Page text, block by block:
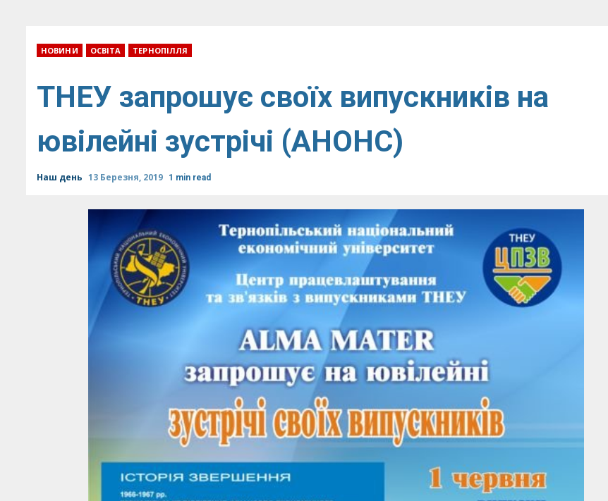
НОВИНИ ОСВІТА ТЕРНОПІЛЛЯ
ТНЕУ запрошує своїх випускників на
ювілейні зустрічі (АНОНС)
Наш день 13 Березня, 2019 1 min read